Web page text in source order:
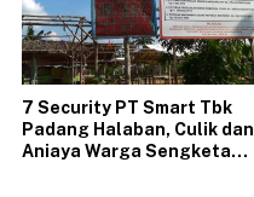
7 Security PT Smart Tbk
Padang Halaban, Culik dan
Aniaya Warga Sengketa